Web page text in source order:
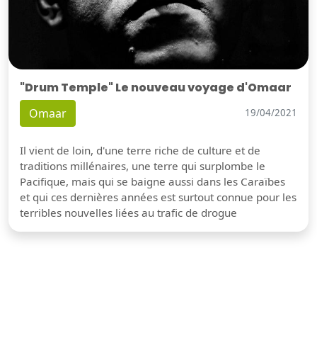
"Drum Temple" Le nouveau voyage d'Omaar
Omaar 19/04/2021
Il vient de loin, d'une terre riche de culture et de
traditions millénaires, une terre qui surplombe le
Pacifique, mais qui se baigne aussi dans les Caraïbes
et qui ces dernières années est surtout connue pour les
terribles nouvelles liées au trafic de drogue